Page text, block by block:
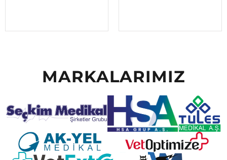
MARKALARIMIZ